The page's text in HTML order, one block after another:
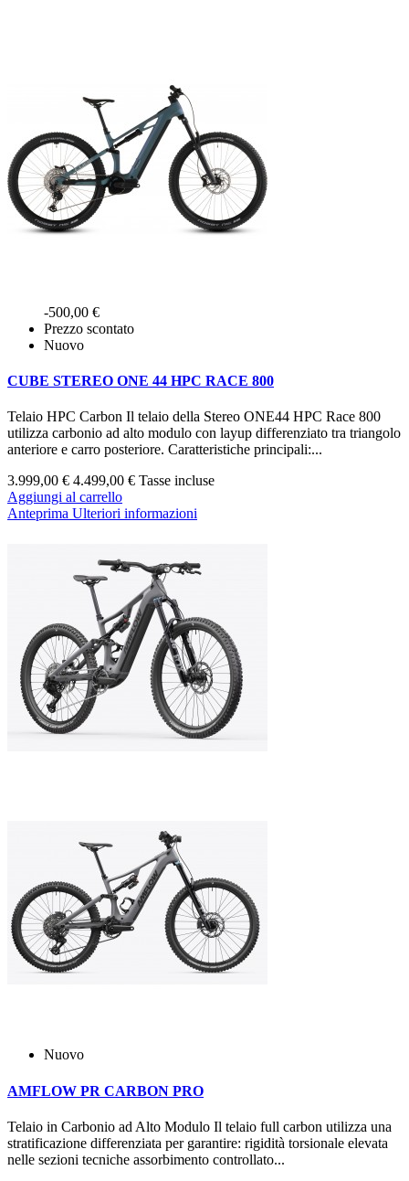
-500,00 €
Prezzo scontato
Nuovo
CUBE STEREO ONE 44 HPC RACE 800
Telaio HPC Carbon Il telaio della Stereo ONE44 HPC Race 800
utilizza carbonio ad alto modulo con layup differenziato tra triangolo
anteriore e carro posteriore. Caratteristiche principali:...
3.999,00 € 4.499,00 € Tasse incluse
Aggiungi al carrello
Anteprima Ulteriori informazioni
Nuovo
AMFLOW PR CARBON PRO
Telaio in Carbonio ad Alto Modulo Il telaio full carbon utilizza una
stratificazione differenziata per garantire: rigidità torsionale elevata
nelle sezioni tecniche assorbimento controllato...